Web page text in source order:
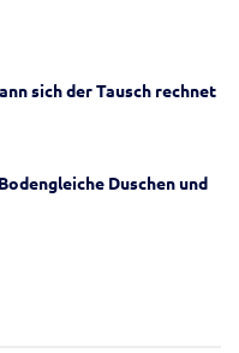
sich der Tausch rechnet
Duschen und